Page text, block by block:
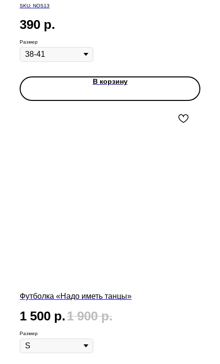
SKU: NOS13
390 р.
Размер
В корзину
Футболка «Надо иметь танцы»
1 500 р.1 900 р.
Размер